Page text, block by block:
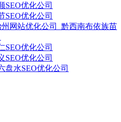
SEO优化公司
SEO优化公司
网站优化公司_黔西南布依族苗
SEO优化公司
SEO优化公司
盘水SEO优化公司